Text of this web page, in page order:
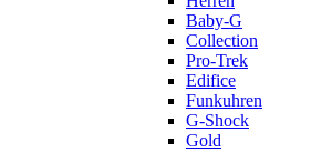
Baby-G
Collection
Pro-Trek
Edifice
Funkuhren
G-Shock
Gold